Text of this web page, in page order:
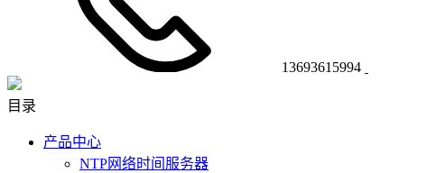
13693615994
目录
产品中心
NTP网络时间服务器